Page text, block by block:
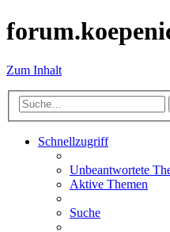
Zum Inhalt
Schnellzugriff
Unbeantwortete
Aktive Themen
Suche